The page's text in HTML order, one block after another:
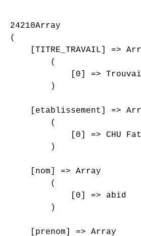
24210Array
(
[TITRE_TRAVAIL] =>
        (
[0] =>
        )
[etablissement] =>
        (
[0] => CHU
        )
    [nom] => Array
        (
            [0] => abid
        )
    [prenom] => Array